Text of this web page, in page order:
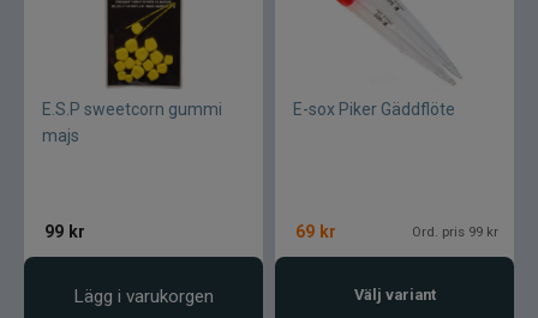
E.S.P sweetcorn gummi
majs
99 kr
Lägg i varukorgen
E-sox Piker Gäddflöte
69 kr Ord. pris 99 kr
Välj variant